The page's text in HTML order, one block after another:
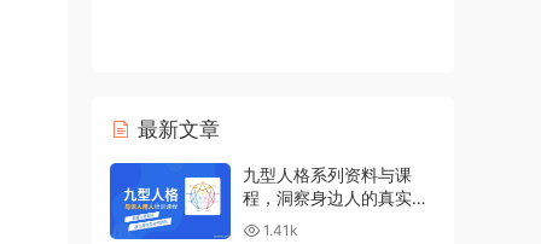
最新文章
九型人格系列资料与课
程，洞察身边人的真实想
法 1.41k